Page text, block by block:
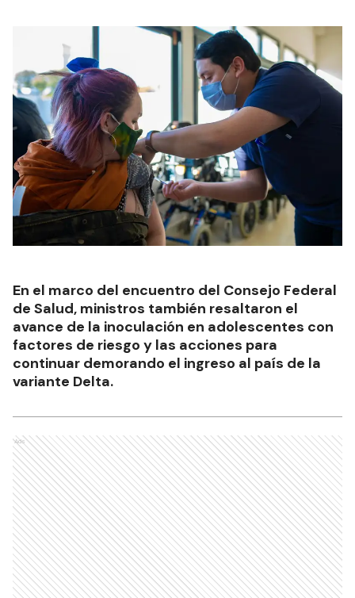
En el marco del encuentro del Consejo Federal
de Salud, ministros también resaltaron el
avance de la inoculación en adolescentes con
factores de riesgo y las acciones para
continuar demorando el ingreso al país de la
variante Delta.
Ads